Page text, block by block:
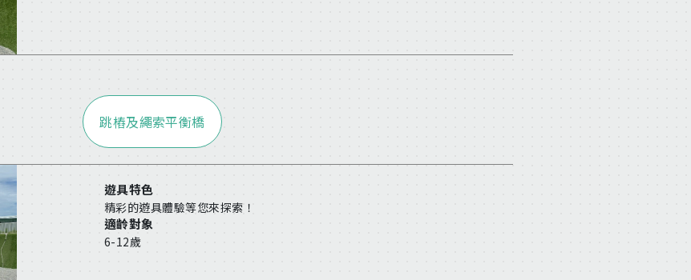
跳樁及繩索平衡橋
遊具特色
精彩的遊具體驗等您來探索！
適齡對象
6-12歲